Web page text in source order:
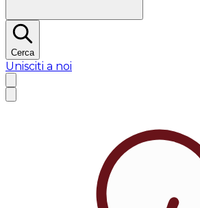
Cerca
Unisciti a noi